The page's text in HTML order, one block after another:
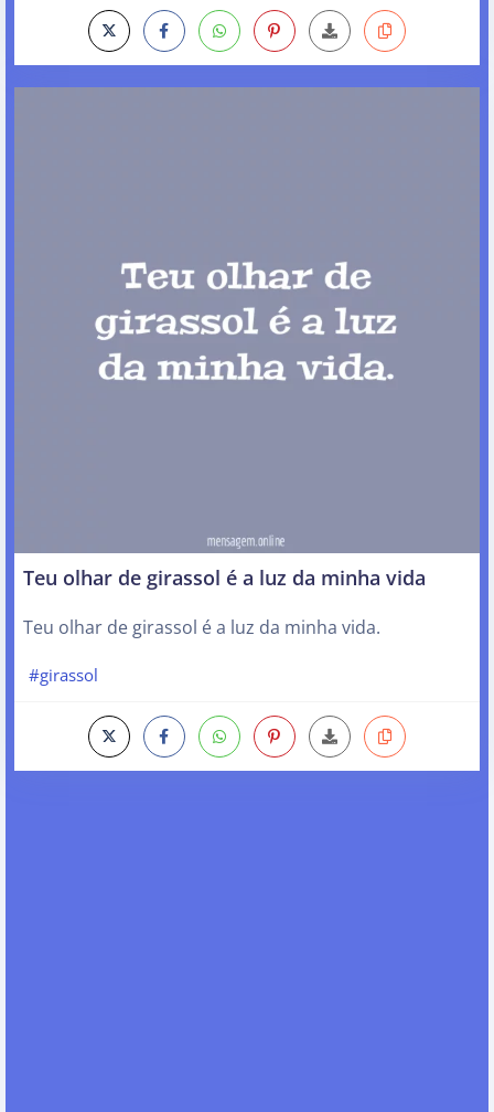
Teu olhar de girassol é a luz da minha vida
Teu olhar de girassol é a luz da minha vida.
#girassol